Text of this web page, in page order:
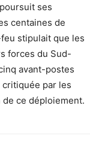
ses
centaines de
stipulait que les
forces du Sud-
avant-postes
par les
ce déploiement.